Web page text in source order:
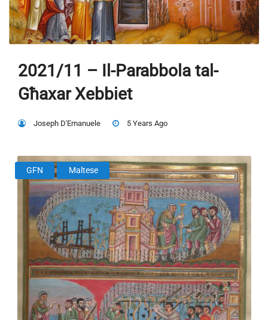
2021/11 – Il-Parabbola tal-
Għaxar Xebbiet
Joseph D'Emanuele 5 Years Ago
GFN Maltese